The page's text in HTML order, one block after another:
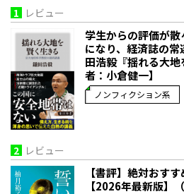
1 レビュー
学生からの評価が
になり、経済誌の常
田浩毅『揺れる大
者：小倉健一】
ノンフィクション系
2 レビュー
【書評】絶対おす
【2026年最新版】